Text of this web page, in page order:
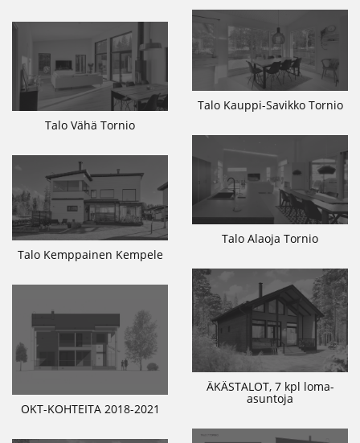
Talo Kauppi-Savikko Tornio
Talo Vähä Tornio
Talo Alaoja Tornio
Talo Kemppainen Kempele
ÄKÄSTALOT, 7 kpl loma-
asuntoja
OKT-KOHTEITA 2018-2021